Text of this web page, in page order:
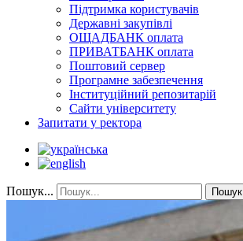
Підтримка користувачів
Державні закупівлі
ОЩАДБАНК оплата
ПРИВАТБАНК оплата
Поштовий сервер
Програмне забезпечення
Інституційний репозитарій
Сайти університету
Запитати у ректора
Пошук... Пошук